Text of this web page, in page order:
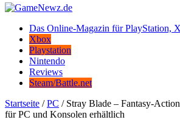
Das Online-Magazin für PlayStation,
Xbox
Playstation
Nintendo
Reviews
Steam/Battle.net
Startseite / PC / Stray Blade – Fantasy-
für PC und Konsolen erhältlich